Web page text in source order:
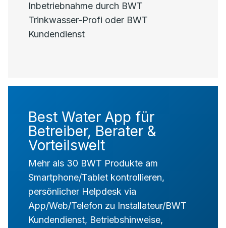
Inbetriebnahme durch BWT
Trinkwasser-Profi oder BWT
Kundendienst
Best Water App für
Betreiber, Berater &
Vorteilswelt
Mehr als 30 BWT Produkte am
Smartphone/Tablet kontrollieren,
persönlicher Helpdesk via
App/Web/Telefon zu Installateur/BWT
Kundendienst, Betriebshinweise,